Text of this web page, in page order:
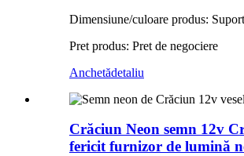
Dimensiune/culoare produs:
Pret produs: Pret de negociere
Anchetădetaliu
Crăciun Neon semn 12v
fericit furnizor de lumină